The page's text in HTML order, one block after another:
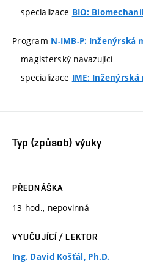
specializace BIO:
Program N-IMB-P: Inženýrská
magisterský navazující
specializace IME: Inženýrská
Typ (způsob) výuky
PŘEDNÁŠKA
13 hod., nepovinná
VYUČUJÍCÍ / LEKTOR
Ing. David Košťál, Ph.D.